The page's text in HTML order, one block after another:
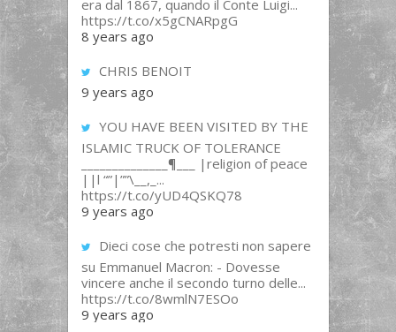
era dal 1867, quando il Conte Luigi...
https://t.co/x5gCNARpgG
8 years ago
CHRIS BENOIT
9 years ago
YOU HAVE BEEN VISITED BY THE
ISLAMIC TRUCK OF TOLERANCE
______________¶___ |religion of peace
||l “”|””\__,_...
https://t.co/yUD4QSKQ78
9 years ago
Dieci cose che potresti non sapere
su Emmanuel Macron: - Dovesse
vincere anche il secondo turno delle...
https://t.co/8wmlN7ESOo
9 years ago